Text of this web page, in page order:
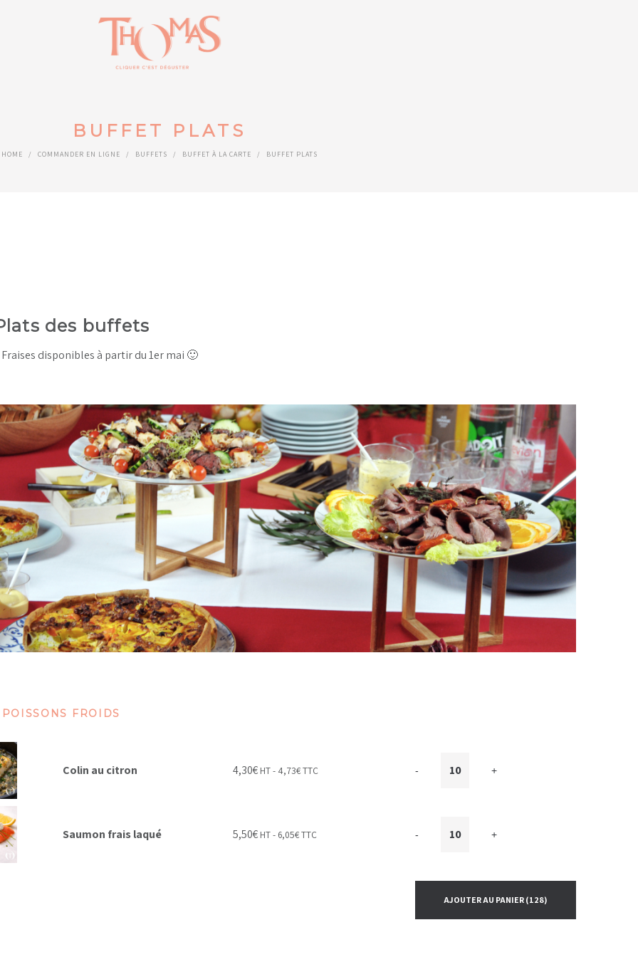
BUFFET PLATS
HOME / COMMANDER EN LIGNE / BUFFETS / BUFFET À LA CARTE / BUFFET PLATS
des buffets
disponibles à partir du 1er mai 🙂
FROIDS
Colin au citron 4,30€ HT - 4,73€TTC - +
Saumon frais laqué 5,50€ HT - 6,05€TTC - +
AJOUTER AU PANIER (128)